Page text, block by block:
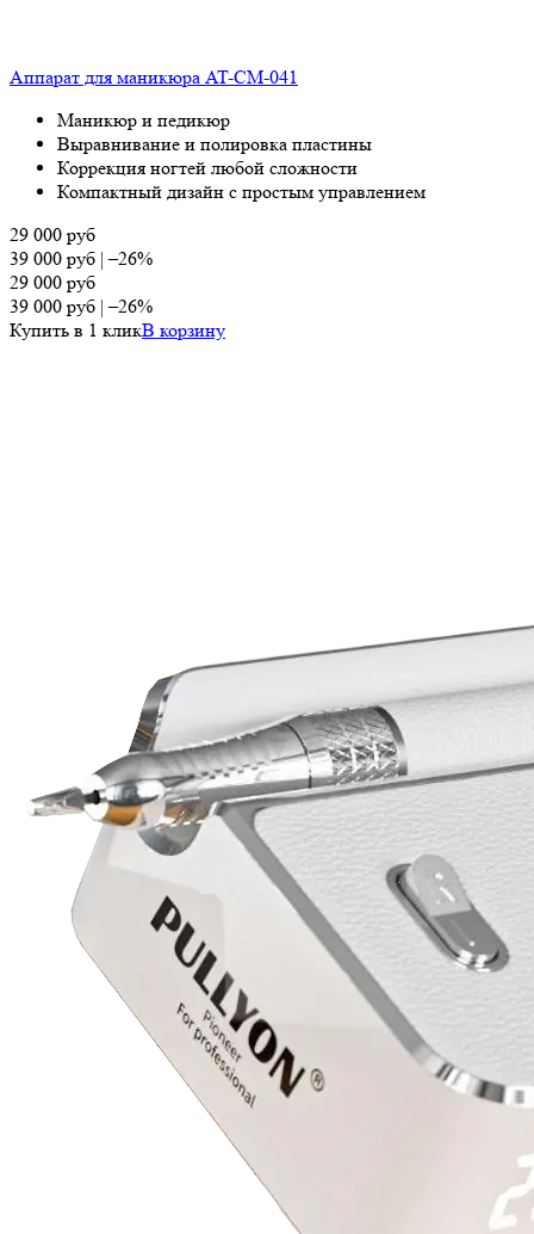
Аппарат для маникюра AT-CM-041
Маникюр и педикюр
Выравнивание и полировка пластины
Коррекция ногтей любой сложности
Компактный дизайн с простым управлением
29 000 руб
39 000 руб |–26%
29 000 руб
39 000 руб |–26%
Купить в 1 кликВ корзину